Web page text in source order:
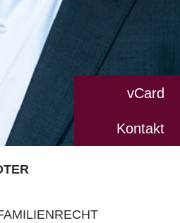
vCard
Kontakt